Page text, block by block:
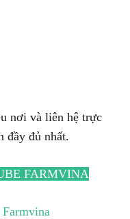
nơi và liên hệ trực
đầy đủ nhất.
FARMVINA